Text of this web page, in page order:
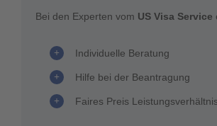
Bei den Experten vom US Visa Service
Individuelle Beratung
Hilfe bei der Beantragung
Faires Preis Leistungsverhältnis